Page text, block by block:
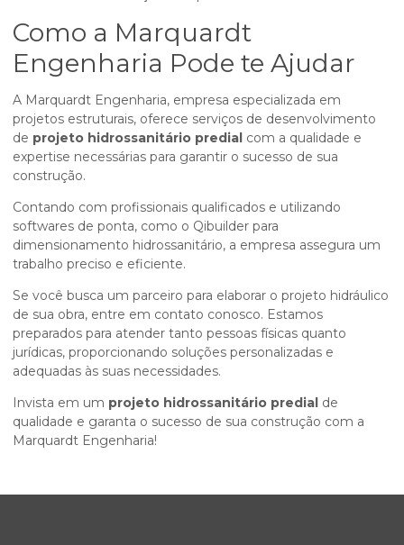
Como a Marquardt
Engenharia Pode te Ajudar
A Marquardt Engenharia, empresa especializada em
projetos estruturais, oferece serviços de desenvolvimento
de projeto hidrossanitário predial com a qualidade e
expertise necessárias para garantir o sucesso de sua
construção.
Contando com profissionais qualificados e utilizando
softwares de ponta, como o Qibuilder para
dimensionamento hidrossanitário, a empresa assegura um
trabalho preciso e eficiente.
Se você busca um parceiro para elaborar o projeto hidráulico
de sua obra, entre em contato conosco. Estamos
preparados para atender tanto pessoas físicas quanto
jurídicas, proporcionando soluções personalizadas e
adequadas às suas necessidades.
Invista em um projeto hidrossanitário predial de
qualidade e garanta o sucesso de sua construção com a
Marquardt Engenharia!